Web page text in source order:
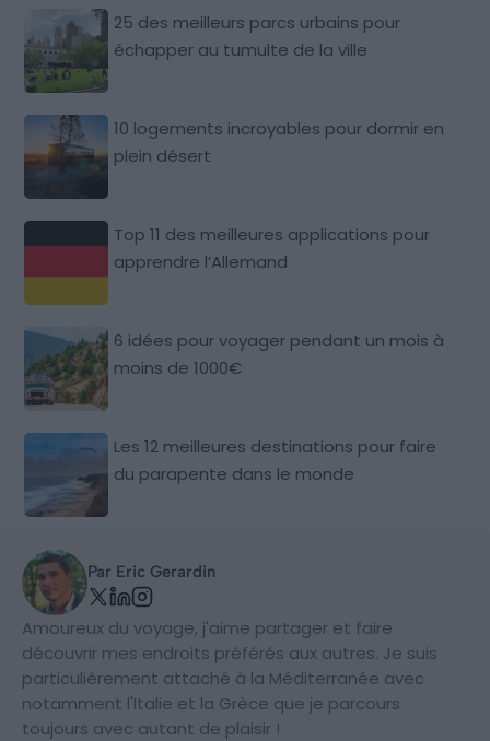
25 des meilleurs parcs urbains pour
échapper au tumulte de la ville
10 logements incroyables pour dormir en
plein désert
Top 11 des meilleures applications pour
apprendre l’Allemand
6 idées pour voyager pendant un mois à
moins de 1000€
Les 12 meilleures destinations pour faire
du parapente dans le monde
Par Eric Gerardin
Amoureux du voyage, j'aime partager et faire
découvrir mes endroits préférés aux autres. Je suis
particulièrement attaché à la Méditerranée avec
notamment l'Italie et la Grèce que je parcours
toujours avec autant de plaisir !